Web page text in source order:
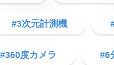
#3次元計測機
#360度カメラ #6